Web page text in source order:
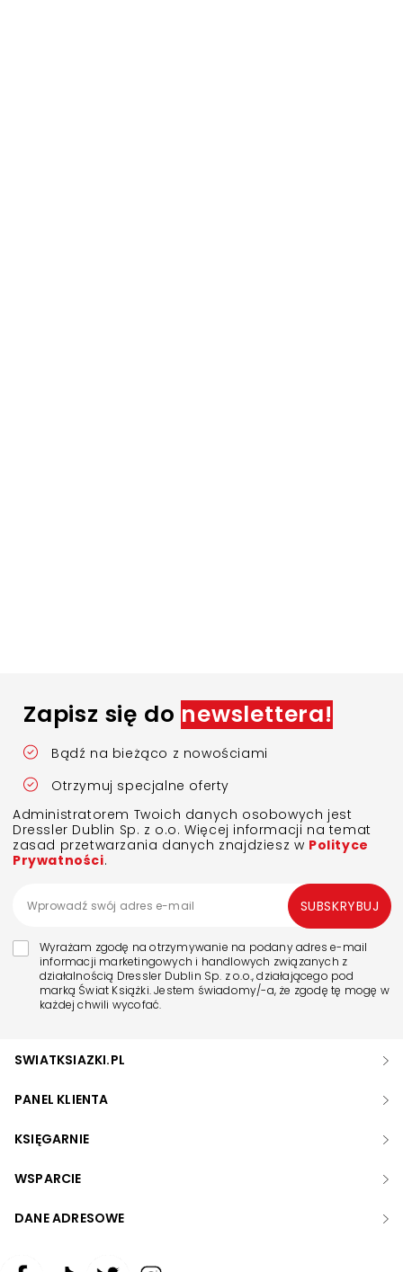
Zapisz się do newslettera!
Bądź na bieżąco z nowościami
Otrzymuj specjalne oferty
Administratorem Twoich danych osobowych jest
Dressler Dublin Sp. z o.o. Więcej informacji na temat
zasad przetwarzania danych znajdziesz w Polityce
Prywatności.
Wyrażam zgodę na otrzymywanie na podany adres e-mail
informacji marketingowych i handlowych związanych z
działalnością Dressler Dublin Sp. z o.o., działającego pod
marką Świat Książki. Jestem świadomy/-a, że zgodę tę mogę w
każdej chwili wycofać.
SUBSKRYBUJ
SWIATKSIAZKI.PL
PANEL KLIENTA
KSIĘGARNIE
WSPARCIE
DANE ADRESOWE